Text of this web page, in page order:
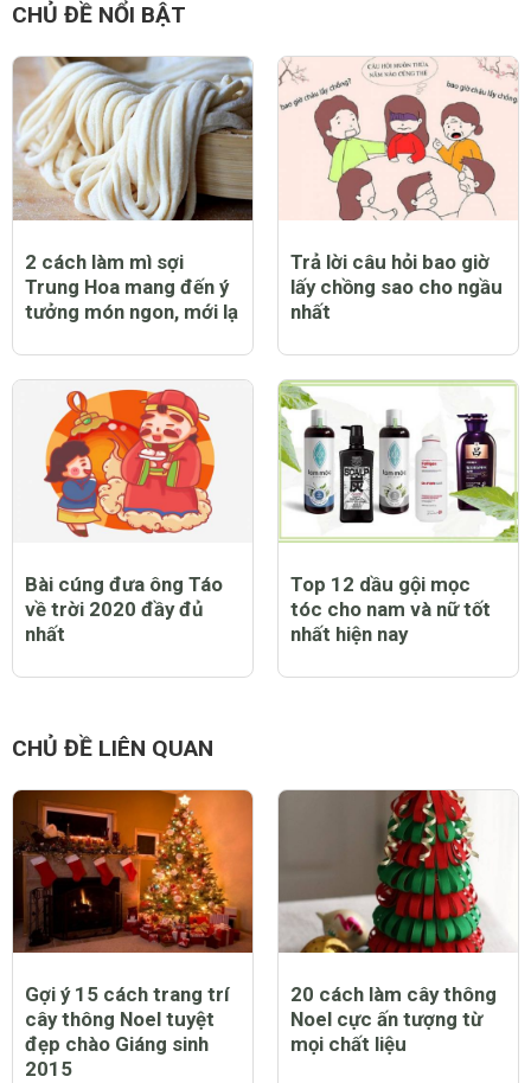
CHỦ ĐỀ NỔI BẬT
2 cách làm mì sợi
Trung Hoa mang đến ý
tưởng món ngon, mới lạ
Trả lời câu hỏi bao giờ
lấy chồng sao cho ngầu
nhất
Bài cúng đưa ông Táo
về trời 2020 đầy đủ
nhất
Top 12 dầu gội mọc
tóc cho nam và nữ tốt
nhất hiện nay
CHỦ ĐỀ LIÊN QUAN
Gợi ý 15 cách trang trí
cây thông Noel tuyệt
đẹp chào Giáng sinh
2015
20 cách làm cây thông
Noel cực ấn tượng từ
mọi chất liệu